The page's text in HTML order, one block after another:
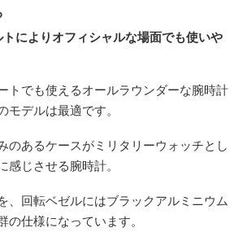
によりオフィシャルな場面でも使いや
トでも使えるオールラウンダーな腕時計
デルは最適です。
のあるケースがミリタリーウォッチとし
じさせる腕時計。
、回転ベゼルにはブラックアルミニウム
の仕様になっています。